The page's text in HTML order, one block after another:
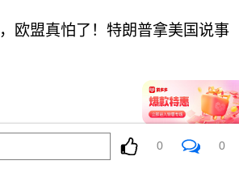
欧盟真怕了！特朗普拿美国说事
14983 08-01
0 0